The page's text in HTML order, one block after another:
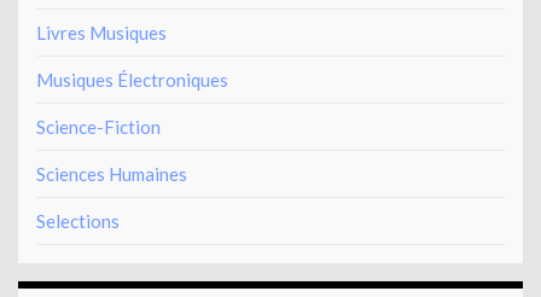
Livres Musiques
Musiques Électroniques
Science-Fiction
Sciences Humaines
Selections